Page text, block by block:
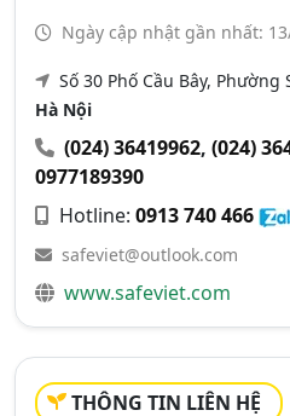
Ngày cập nhật gần nhất:
Số 30 Phố Cầu Bây,
Hà Nội
(024) 36419962, (024)
0977189390
Hotline: 0913 740 466
safeviet@outlook.com
www.safeviet.com
THÔNG TIN LIÊN HỆ